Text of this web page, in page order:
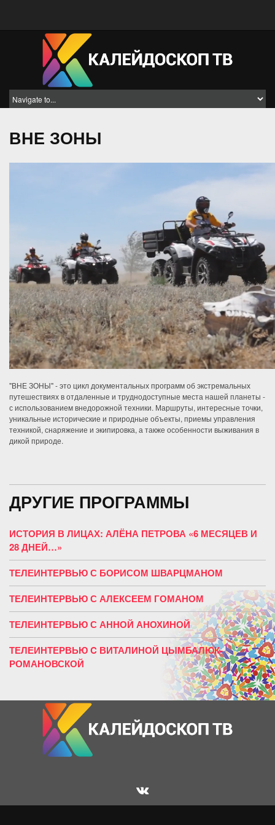
ВНЕ ЗОНЫ
"ВНЕ ЗОНЫ" - это цикл документальных программ об экстремальных
путешествиях в отдаленные и труднодоступные места нашей планеты -
с использованием внедорожной техники. Маршруты, интересные точки,
уникальные исторические и природные объекты, приемы управления
техникой, снаряжение и экипировка, а также особенности выживания в
дикой природе.
ДРУГИЕ ПРОГРАММЫ
ИСТОРИЯ В ЛИЦАХ: АЛЁНА ПЕТРОВА «6 МЕСЯЦЕВ И
28 ДНЕЙ…»
ТЕЛЕИНТЕРВЬЮ С БОРИСОМ ШВАРЦМАНОМ
ТЕЛЕИНТЕРВЬЮ С АЛЕКСЕЕМ ГОМАНОМ
ТЕЛЕИНТЕРВЬЮ С АННОЙ АНОХИНОЙ
ТЕЛЕИНТЕРВЬЮ C ВИТАЛИНОЙ ЦЫМБАЛЮК-
РОМАНОВСКОЙ